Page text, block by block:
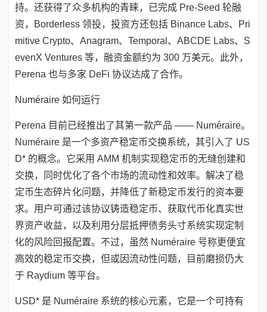
持。还获得了众多机构的青睐，已完成 Pre-Seed 轮融
资，Borderless 领投，投资方还包括 Binance Labs、Pri
mitive Crypto、Anagram、Temporal、ABCDE Labs、S
evenX Ventures 等，融资金额约为 300 万美元。此外，
Perena 也与多家 DeFi 协议达成了合作。
Numéraire 如何运行
Perena 目前已经推出了其第一款产品 —— Numéraire。
Numéraire 是一个多资产稳定币交换系统，其引入了 US
D* 的概念。它采用 AMM 机制实现稳定币的无缝创建和
交换，同时优化了各个市场的流动性和效率。解决了稳
定币生态碎片化问题，并降低了新稳定币发行的资本要
求。用户可通过该协议铸造稳定币、获取代币化真实世
界资产收益，以及利用分层抵押债务头寸系统实现定制
化的风险回报配置。不过，虽然 Numéraire 号称更便宜
高效的稳定币交换，但或因流动性问题，目前磨损仍大
于 Raydium 等平台。
USD* 是 Numéraire 系统的核心元素，它是一个可持有